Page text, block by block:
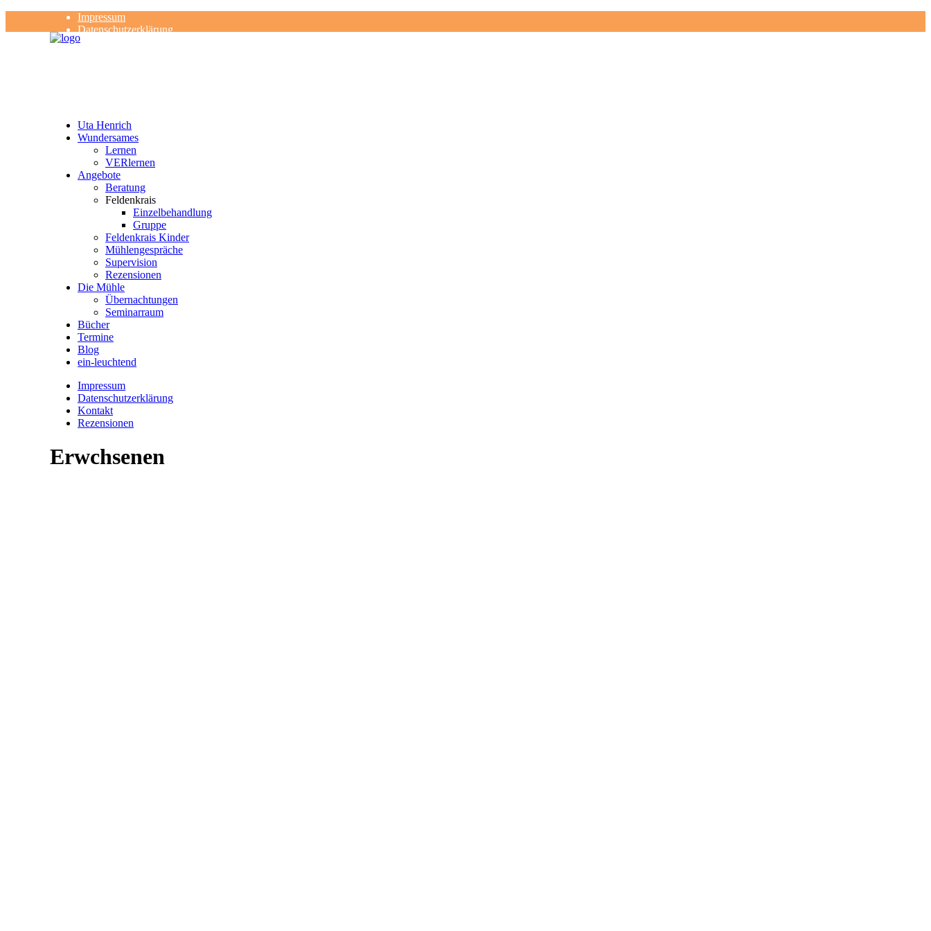
Impressum
Datenschutzerklärung
Kontakt
Uta Henrich
Wundersames
Lernen
VERlernen
Angebote
Beratung
Feldenkrais
Einzelbehandlung
Gruppe
Feldenkrais Kinder
Mühlengespräche
Supervision
Rezensionen
Die Mühle
Übernachtungen
Seminarraum
Bücher
Termine
Blog
ein-leuchtend
Impressum
Datenschutzerklärung
Kontakt
Rezensionen
Erwchsenen